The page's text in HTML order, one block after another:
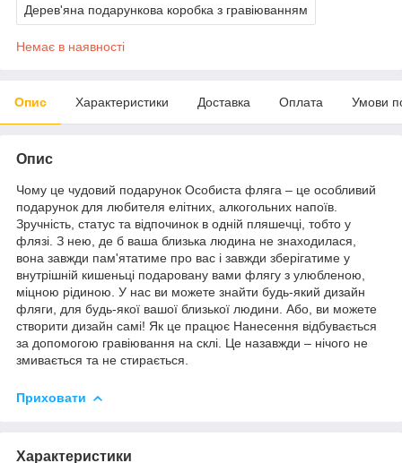
Дерев'яна подарункова коробка з гравіюванням
Немає в наявності
Опис Характеристики Доставка Оплата Умови
Опис
Чому це чудовий подарунок Особиста фляга – це особливий
подарунок для любителя елітних, алкогольних напоїв.
Зручність, статус та відпочинок в одній пляшечці, тобто у
флязі. З нею, де б ваша близька людина не знаходилася,
вона завжди пам'ятатиме про вас і завжди зберігатиме у
внутрішній кишеньці подаровану вами флягу з улюбленою,
міцною рідиною. У нас ви можете знайти будь-який дизайн
фляги, для будь-якої вашої близької людини. Або, ви можете
створити дизайн самі! Як це працює Нанесення відбувається
за допомогою гравіювання на склі. Це назавжди – нічого не
змивається та не стирається.
Приховати
Характеристики